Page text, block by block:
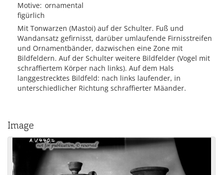
Motive ornamental
figürlich
Mit Tonwarzen (Mastoi) auf der Schulter. Fuß und
Wandansatz gefirnisst, darüber umlaufende Firnisstreifen
und Ornamentbänder, dazwischen eine Zone mit
Bildfeldern. Auf der Schulter weitere Bildfelder (Vogel mit
schraffiertem Körper nach links). Auf dem Hals
langgestrecktes Bildfeld: nach links laufender, in
unterschiedlicher Richtung schraffierter Mäander.
Image